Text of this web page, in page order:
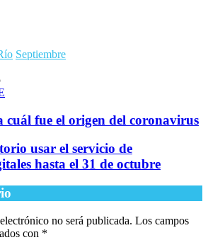
Septiembre
fue el origen del coronavirus
usar el servicio de
hasta el 31 de octubre
no será publicada. Los campos
con *